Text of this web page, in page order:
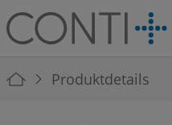
Skip to main navigation
Skip to main content
Skip to page footer
You are here:
Produktdetails